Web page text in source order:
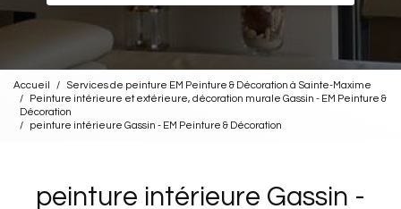
Accueil
Services de peinture EM Peinture & Décoration à Sainte-Maxime
Peinture intérieure et extérieure, décoration murale Gassin - EM Peinture &
Décoration
peinture intérieure Gassin - EM Peinture & Décoration
peinture intérieure Gassin -